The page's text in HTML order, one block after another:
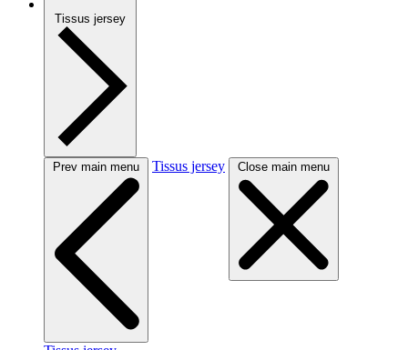
Tissus jersey
Prev main menu Tissus jersey Close main menu